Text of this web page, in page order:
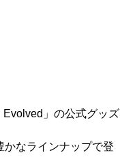
」の公式グッズ
なラインナップで登